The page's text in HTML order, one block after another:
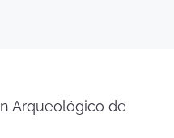
Arqueológico de